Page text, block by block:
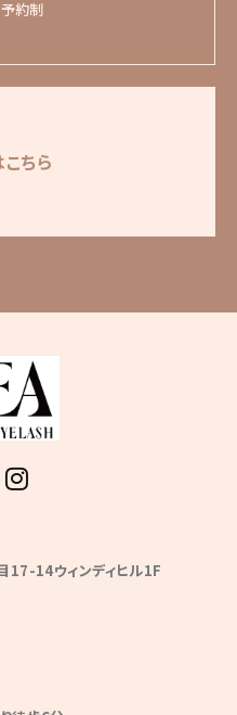
約制
ちら
17-14ウィンディヒル1F